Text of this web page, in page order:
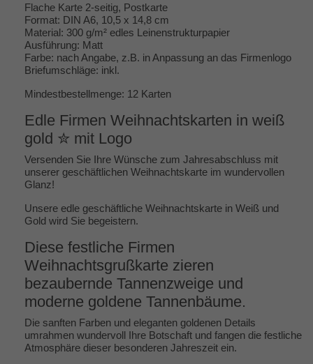
Flache Karte 2-seitig, Postkarte
Format: DIN A6, 10,5 x 14,8 cm
Material: 300 g/m² edles Leinenstrukturpapier
Ausführung: Matt
Farbe: nach Angabe, z.B. in Anpassung an das Firmenlogo
Briefumschläge: inkl.
Mindestbestellmenge: 12 Karten
Edle Firmen Weihnachtskarten in weiß
gold ✮ mit Logo
Versenden Sie Ihre Wünsche zum Jahresabschluss mit
unserer geschäftlichen Weihnachtskarte im wundervollen
Glanz!
Unsere edle geschäftliche Weihnachtskarte in Weiß und
Gold wird Sie begeistern.
Diese festliche Firmen
Weihnachtsgrußkarte zieren
bezaubernde Tannenzweige und
moderne goldene Tannenbäume.
Die sanften Farben und eleganten goldenen Details
umrahmen wundervoll Ihre Botschaft und fangen die festliche
Atmosphäre dieser besonderen Jahreszeit ein.